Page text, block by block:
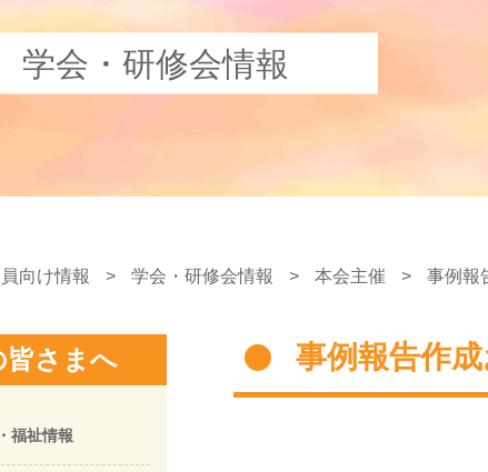
学会・研修会情報
向け情報 > 学会・研修会情報 > 本会主催 > 事例報
事例報告作
皆さまへ
福祉情報